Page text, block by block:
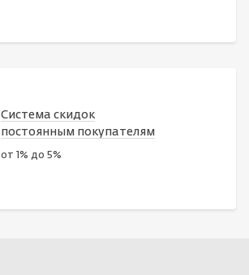
Система скидок
постоянным покупателям
от 1% до 5%